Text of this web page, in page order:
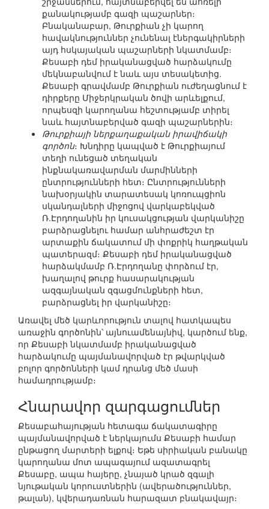
քանակությամբ գազի պաշարներ։
Բնականաբար, Թուրքիան չի կարող
հավակնություններ չունենալ էներգակիրների
այդ հսկայական պաշարների նկատմամբ։
Քեսաբի դեմ իրականացված հարձակումը
մեկնաբանվում է նաև այս տեսակետից.
Քեսաբի գրավմամբ Թուրքիան ուժեղացնում է
դիրքերը Միջերկրական ծովի արևելքում,
որպեսզի կարողանա հեշտությամբ տիրել
նաև հայտնաբերված գազի պաշարներին։
Թուրքիայի ներքաղաքական իրավիճակի
գործոն։ Խնդիրը կապված է Թուրքիայում
տեղի ունեցած տեղական
ինքնակառավարման մարմինների
ընտրությունների հետ։ Ընտրությունների
նախօրյակին տարատեսակ կոռուպցիոն
սկանդալների միջոցով վարկաբեկված
Ռ.Էրդողանին իր կուսակցության վարկանիշը
բարձրացնելու համար անհրաժեշտ էր
արտաքին ճակատում մի փոքրիկ հաղթական
պատերազմ։ Քեսաբի դեմ իրականացված
հարձակմամբ Ռ.Էրդողանը փորձում էր,
խաղալով թուրք հասարակության
ազգայնական զգացմունքների հետ,
բարձրացնել իր վարկանիշը։
Առավել մեծ կարևորություն տալով հատկապես
առաջին գործոնին՝ այնուամենայնիվ, կարծում ենք,
որ Քեսաբի նկատմամբ իրականացված
հարձակումը պայմանավորված էր թվարկված
բոլոր գործոնների կամ դրանց մեծ մասի
համադրությամբ։
Հնարավոր զարգացումներ
Քեսաբահայության հետագա ճակատագիրը
պայմանավորված է ներկայումս Քեսաբի համար
ընթացող մարտերի ելքով։ Եթե սիրիական բանակը
կարողանա մոտ ապագայում ազատագրել
Քեսաբը, ապա հայերը, չնայած կրած զգալի
նյութական կորուստներին (ավերածություններ,
թալան), կվերադառնան հարազատ բնակավայր։